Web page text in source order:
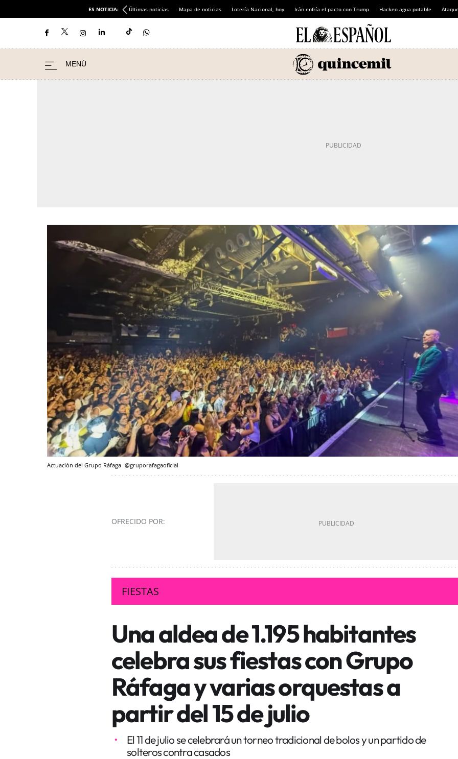
ES NOTICIA: Últimas noticias Mapa de noticias Lotería Nacional, hoy Irán enfría el pacto con Trump Hackeo agua potable
Actuación del Grupo Ráfaga @gruporafagaoficial
OFRECIDO POR:
FIESTAS
Una aldea de 1.195 habitantes
celebra sus fiestas con Grupo
Ráfaga y varias orquestas a
partir del 15 de julio
El 11 de julio se celebrará un torneo tradicional de bolos y un partido de
solteros contra casados